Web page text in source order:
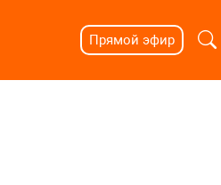
Прямой эфир